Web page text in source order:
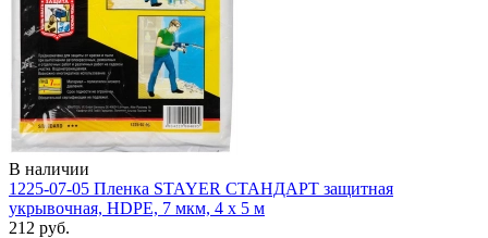
В наличии
1225-07-05 Пленка STAYER СТАНДАРТ защитная
укрывочная, HDPE, 7 мкм, 4 х 5 м
212 руб.